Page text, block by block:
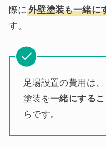
際に 外壁塗装も一緒に
す。
足場設置の費用は
塗装を一緒にする
らです。